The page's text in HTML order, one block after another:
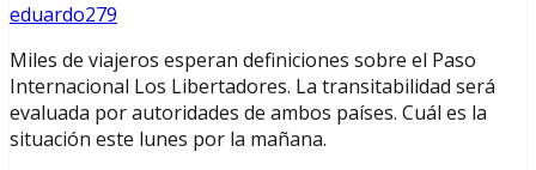
eduardo279
Miles de viajeros esperan definiciones sobre el Paso
Internacional Los Libertadores. La transitabilidad será
evaluada por autoridades de ambos países. Cuál es la
situación este lunes por la mañana.